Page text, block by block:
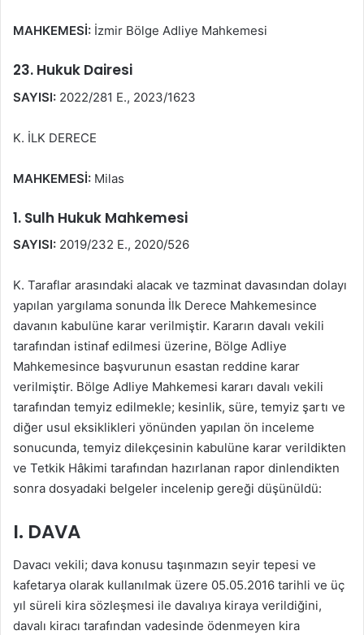
MAHKEMESİ: İzmir Bölge Adliye Mahkemesi
23. Hukuk Dairesi
SAYISI: 2022/281 E., 2023/1623
K. İLK DERECE
MAHKEMESİ: Milas
1. Sulh Hukuk Mahkemesi
SAYISI: 2019/232 E., 2020/526
K. Taraflar arasındaki alacak ve tazminat davasından dolayı
yapılan yargılama sonunda İlk Derece Mahkemesince
davanın kabulüne karar verilmiştir. Kararın davalı vekili
tarafından istinaf edilmesi üzerine, Bölge Adliye
Mahkemesince başvurunun esastan reddine karar
verilmiştir. Bölge Adliye Mahkemesi kararı davalı vekili
tarafından temyiz edilmekle; kesinlik, süre, temyiz şartı ve
diğer usul eksiklikleri yönünden yapılan ön inceleme
sonucunda, temyiz dilekçesinin kabulüne karar verildikten
ve Tetkik Hâkimi tarafından hazırlanan rapor dinlendikten
sonra dosyadaki belgeler incelenip gereği düşünüldü:
I. DAVA
Davacı vekili; dava konusu taşınmazın seyir tepesi ve
kafetarya olarak kullanılmak üzere 05.05.2016 tarihli ve üç
yıl süreli kira sözleşmesi ile davalıya kiraya verildiğini,
davalı kiracı tarafından vadesinde ödenmeyen kira